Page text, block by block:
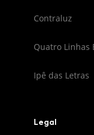
Contraluz
Quatro Linhas
Ipê das Letras
Legal